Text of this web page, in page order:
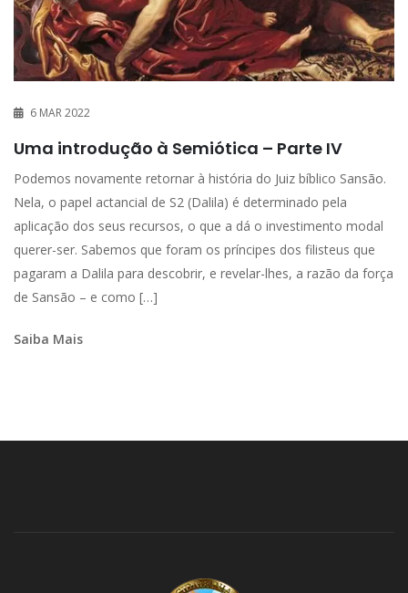
6 MAR 2022
Uma introdução à Semiótica – Parte IV
Podemos novamente retornar à história do Juiz bíblico Sansão.
Nela, o papel actancial de S2 (Dalila) é determinado pela
aplicação dos seus recursos, o que a dá o investimento modal
querer-ser. Sabemos que foram os príncipes dos filisteus que
pagaram a Dalila para descobrir, e revelar-lhes, a razão da força
de Sansão – e como […]
Saiba Mais